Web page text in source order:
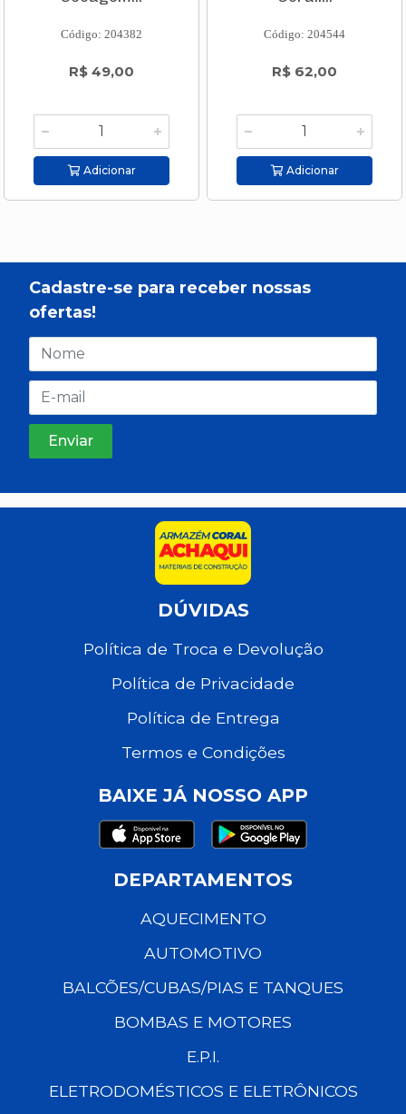
Código: 204382
R$ 49,00
Adicionar
Código: 204544
R$ 62,00
Adicionar
Cadastre-se para receber nossas
ofertas!
DÚVIDAS
Política de Troca e Devolução
Política de Privacidade
Política de Entrega
Termos e Condições
BAIXE JÁ NOSSO APP
DEPARTAMENTOS
AQUECIMENTO
AUTOMOTIVO
BALCÕES/CUBAS/PIAS E TANQUES
BOMBAS E MOTORES
E.P.I.
ELETRODOMÉSTICOS E ELETRÔNICOS